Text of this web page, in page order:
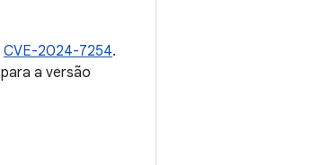
CVE-2024-7254.
para a versão